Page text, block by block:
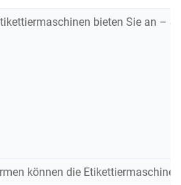
bieten Sie an –
können die